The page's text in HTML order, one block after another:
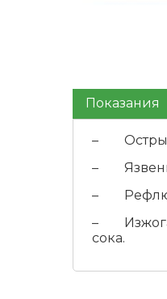
Показания
– Острый
–
–
– Изжога
сока.